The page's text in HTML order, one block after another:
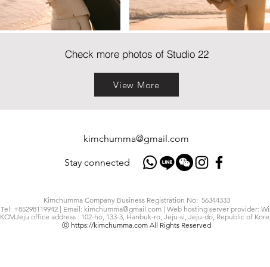
Check more photos of Studio 22
View More
kimchumma@gmail.com
Stay connected
Kimchumma Company Business Registration No: 56344333
Tel: +85298119942 | Email: kimchumma@gmail.com| Web hosting server provider:
KCMJeju office address : 102-ho, 133-3, Hanbuk-ro, Jeju-si, Jeju-do, Republic of
ⓒ https://kimchumma.com All Rights Reserved